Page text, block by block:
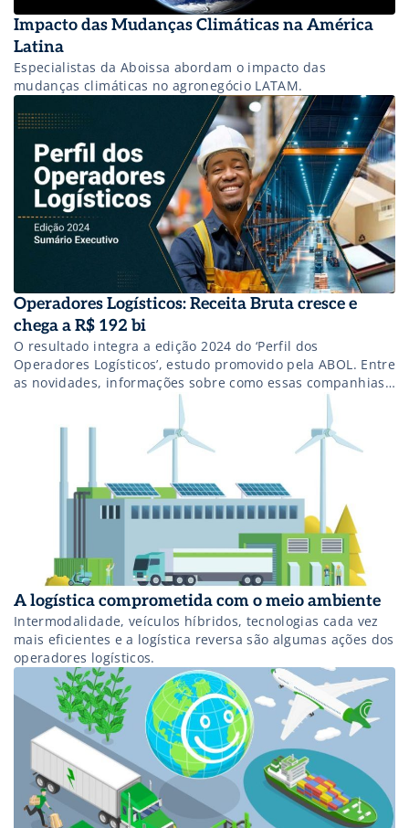
Impacto das Mudanças Climáticas na América
Latina
Especialistas da Aboissa abordam o impacto das
mudanças climáticas no agronegócio LATAM.
Operadores Logísticos: Receita Bruta cresce e
chega a R$ 192 bi
O resultado integra a edição 2024 do ‘Perfil dos
Operadores Logísticos’, estudo promovido pela ABOL. Entre
as novidades, informações sobre como essas companhias
lidam com temas como descarbonização e infraestruturas
portuária e aeroportuária. Dados de faturamento,
investimentos, inovação e geração de empregos também
A logística comprometida com o meio ambiente
Intermodalidade, veículos híbridos, tecnologias cada vez
mais eficientes e a logística reversa são algumas ações dos
operadores logísticos.